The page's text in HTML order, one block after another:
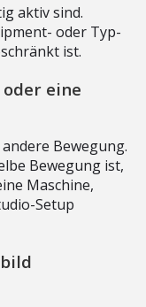
aktiv sind.
oder Typ-
ist.
eine
Bewegung.
Bewegung ist,
Maschine,
Setup